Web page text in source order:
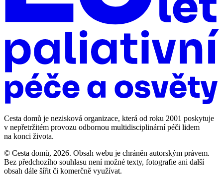
Cesta domů je nezisková organizace, která od roku 2001 poskytuje
v nepřetržitém provozu odbornou multidisciplinární péči lidem
na konci života.
© Cesta domů, 2026. Obsah webu je chráněn autorským právem.
Bez předchozího souhlasu není možné texty, fotografie ani další
obsah dále šířit či komerčně využívat.